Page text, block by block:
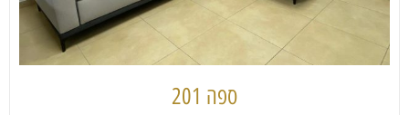
ספה 201